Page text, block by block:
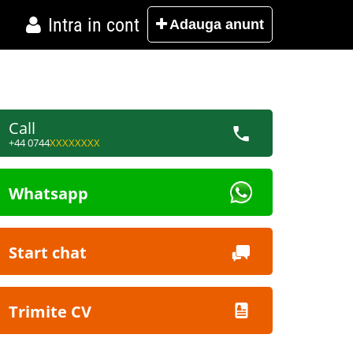
Intra in cont Adauga anunt
Call
+44 0744XXXXXXXX
Whatsapp
Start chat
Trimite CV